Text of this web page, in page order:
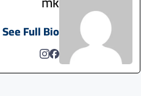
See Full Bio